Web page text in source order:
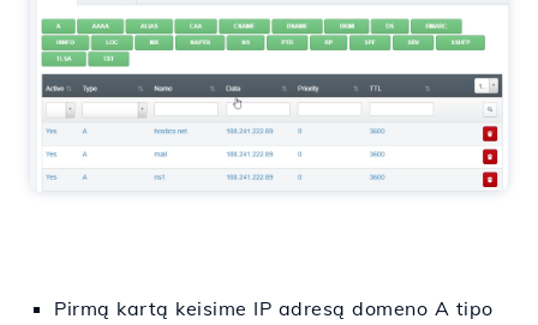
Pirmą kartą keisime IP adresą domeno A tipo